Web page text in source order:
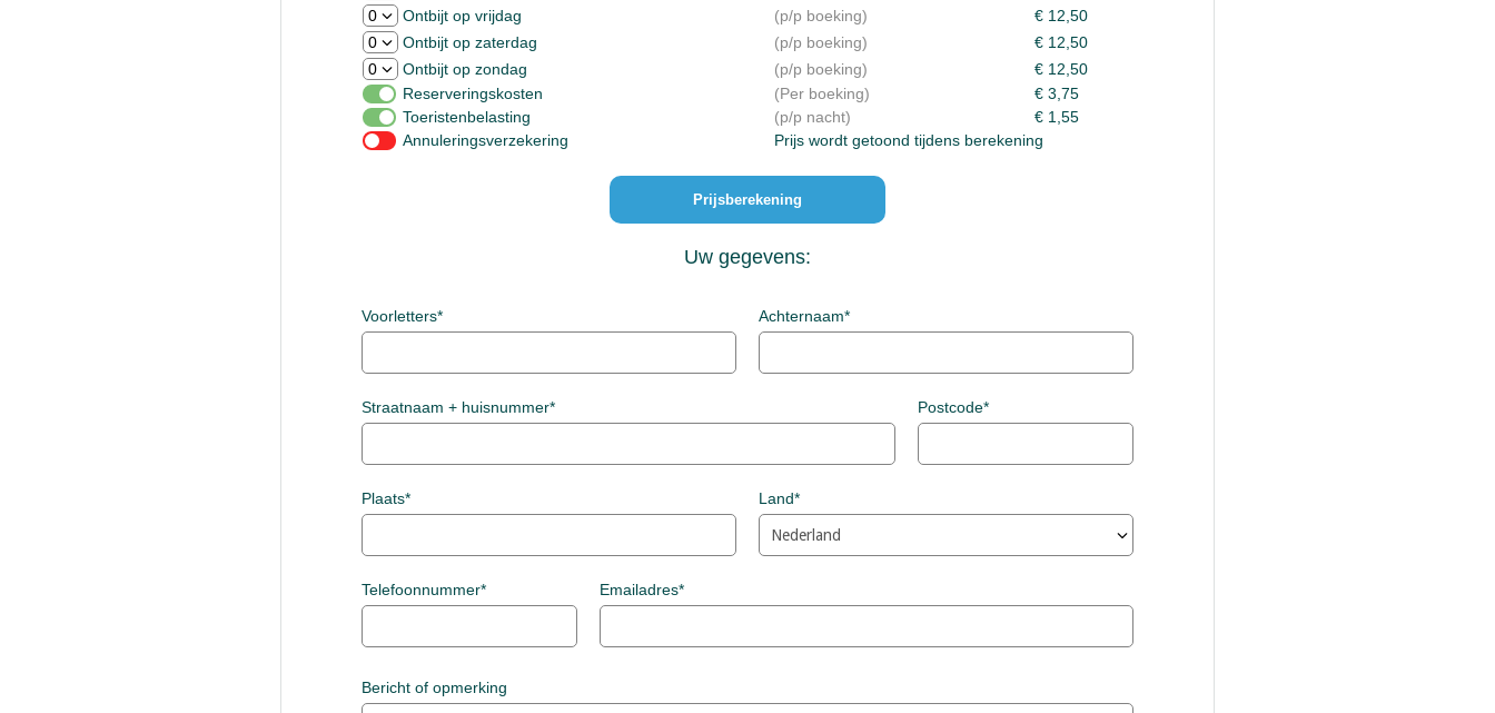
Ontbijt op vrijdag
p/p boeking
€ 12,50
Ontbijt op zaterdag
p/p boeking
€ 12,50
Ontbijt op zondag
p/p boeking
€ 12,50
Reserveringskosten
Per boeking
€ 3,75
Toeristenbelasting
p/p nacht
€ 1,55
Annuleringsverzekering
Prijs wordt getoond tijdens berekening
Uw gegevens:
Voorletters* Achternaam*
Straatnaam + huisnummer* Postcode*
Plaats* Land*
Telefoonnummer* Emailadres*
Bericht of opmerking